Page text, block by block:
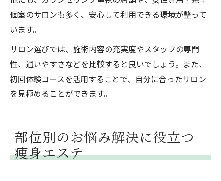
個室のサロンも多く、安心して利用できる環境が整って
います。
サロン選びでは、施術内容の充実度やスタッフの専門
性、通いやすさなどを比較すると良いでしょう。また、
初回体験コースを活用することで、自分に合ったサロン
を見極めることができます。
部位別のお悩み解決に役立つ
痩身エステ